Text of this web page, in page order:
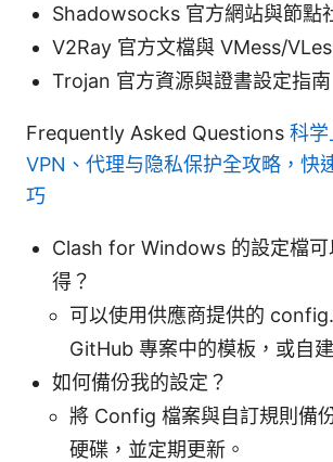
Shadowsocks 官方網站與節點
V2Ray 官方文檔與 VMess/
Trojan 官方資源與證書設定指南
Frequently Asked Questions 科学
VPN、代理与隐私保护全攻略，快
巧
Clash for Windows 的設定檔可
得？
可以使用供應商提供的
GitHub 專案中的模板，或自
如何備份我的設定？
將 Config 檔案與自訂規則備
硬碟，並定期更新。